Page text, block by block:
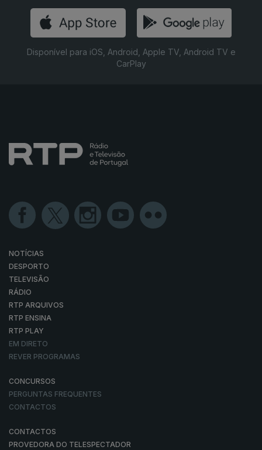
Disponível para iOS, Android, Apple TV, Android TV e
CarPlay
NOTÍCIAS
DESPORTO
TELEVISÃO
RÁDIO
RTP ARQUIVOS
RTP ENSINA
RTP PLAY
EM DIRETO
REVER PROGRAMAS
CONCURSOS
PERGUNTAS FREQUENTES
CONTACTOS
CONTACTOS
PROVEDORA DO TELESPECTADOR